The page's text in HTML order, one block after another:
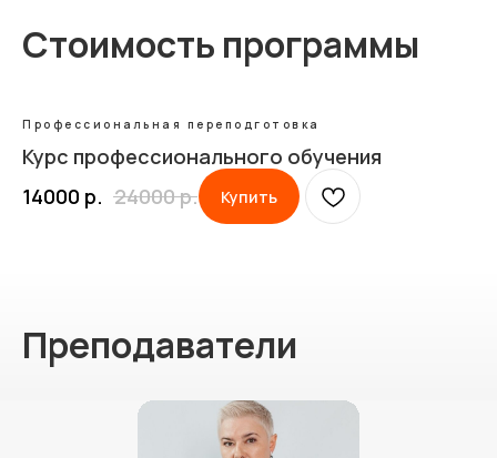
Стоимость программы
Профессиональная переподготовка
Курс профессионального обучения
14000 р. 24000р. Купить
Преподаватели